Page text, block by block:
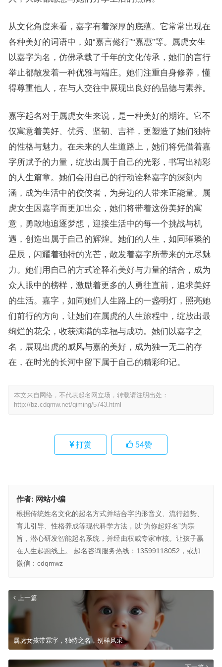
从文化角度来看，嘉字有着深厚的底蕴。它常常出现在
各种美好的词语中，如“嘉言懿行”“嘉惠”等。属虎女生
以嘉字为名，仿佛承载了千年的文化传承，她们的言行
举止都散发着一种优雅与端庄。她们注重自身修养，懂
得尊重他人，在与人交往中展现出良好的品德与素养。
嘉字起名对于属虎女生来说，是一种美好的期许。它不
仅寓意着美好、优秀、坚韧、吉祥，更塑造了她们独特
的性格与魅力。在未来的人生道路上，她们将凭借着嘉
字所赋予的力量，绽放出属于自己的光彩，书写出精彩
的人生篇章。她们会用自己的行动诠释嘉字的深刻内
涵，成为生活中的佼佼者，为身边的人带来正能量。属
虎女生因嘉字而更加出众，她们将带着这份美好的寓
意，勇敢地追逐梦想，迎接生活中的每一个挑战与机
遇，创造出属于自己的辉煌。她们的人生，如同璀璨的
星辰，闪耀着独特的光芒，散发着嘉字所带来的无尽魅
力。她们用自己的方式诠释着美好与力量的结合，成为
众人眼中的榜样，激励着更多的人勇往直前，追求美好
的生活。嘉字，如同她们人生路上的一盏明灯，照亮她
们前行的方向，让她们在属虎的人生旅程中，绽放出最
绚烂的花朵，收获满满的幸福与成功。她们以嘉字之
名，展现出虎的威风与嘉的美好，成为独一无二的存
在，在时光的长河中留下属于自己的精彩印记。
本文来自网络，不代表起名网立场，转载请注明出处：
http://bz.cdqmw.net/qiming/5743.html
打赏 54赞
作者: 网站小编
根据传统姓名文化的起名方式并结合字的形音义、流行趋势、
育儿引导、性格养成等现代科学方法，以“为你起好名”为宗
旨，潜心研发智能起名系统，并经由权威专家审核。让孩子赢
在人生起跑线上。 起名咨询服务热线：13599118052，或加
微信：cdqmwz
上一篇
属虎女孩带霖字，独特之名，别样风采